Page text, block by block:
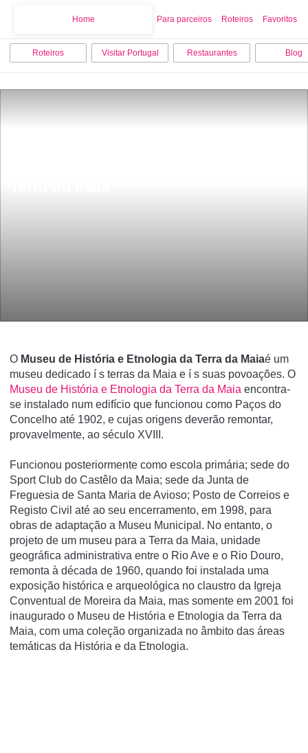
Home Para parceiros Roteiros Favoritos
Roteiros Visitar Portugal Restaurantes Blog
O Museu de História e Etnologia da Terra da Maiaé um
museu dedicado í s terras da Maia e í s suas povoações. O
Museu de História e Etnologia da Terra da Maia encontra-
se instalado num edifício que funcionou como Paços do
Concelho até 1902, e cujas origens deverão remontar,
provavelmente, ao século XVIII.
Funcionou posteriormente como escola primária; sede do
Sport Club do Castêlo da Maia; sede da Junta de
Freguesia de Santa Maria de Avioso; Posto de Correios e
Registo Civil até ao seu encerramento, em 1998, para
obras de adaptação a Museu Municipal. No entanto, o
projeto de um museu para a Terra da Maia, unidade
geográfica administrativa entre o Rio Ave e o Rio Douro,
remonta à década de 1960, quando foi instalada uma
exposição histórica e arqueológica no claustro da Igreja
Conventual de Moreira da Maia, mas somente em 2001 foi
inaugurado o Museu de História e Etnologia da Terra da
Maia, com uma coleção organizada no âmbito das áreas
temáticas da História e da Etnologia.